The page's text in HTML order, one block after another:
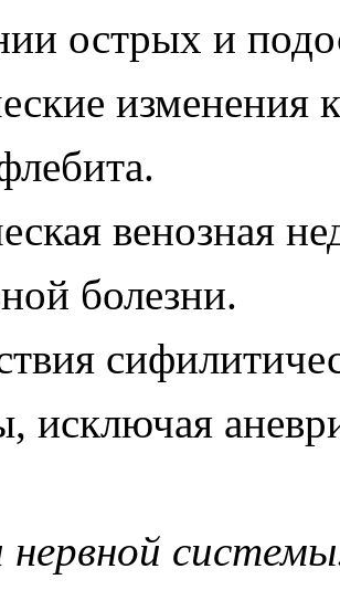
острых и
изменения
венозная
болезни.
исключая
нервной